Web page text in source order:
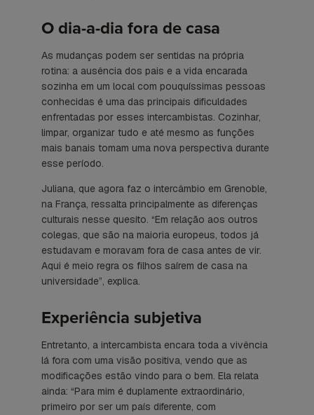
O dia-a-dia fora de casa
As mudanças podem ser sentidas na própria
rotina: a ausência dos pais e a vida encarada
sozinha em um local com pouquíssimas pessoas
conhecidas é uma das principais dificuldades
enfrentadas por esses intercambistas. Cozinhar,
limpar, organizar tudo e até mesmo as funções
mais banais tomam uma nova perspectiva durante
esse período.
Juliana, que agora faz o intercâmbio em Grenoble,
na França, ressalta principalmente as diferenças
culturais nesse quesito. “Em relação aos outros
colegas, que são na maioria europeus, todos já
estudavam e moravam fora de casa antes de vir.
Aqui é meio regra os filhos saírem de casa na
universidade”, explica.
Experiência subjetiva
Entretanto, a intercambista encara toda a vivência
lá fora com uma visão positiva, vendo que as
modificações estão vindo para o bem. Ela relata
ainda: “Para mim é duplamente extraordinário,
primeiro por ser um país diferente, com